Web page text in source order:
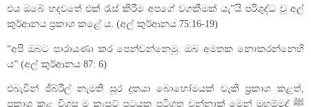
එය ඔබේ හදවතේ එක් රැස් කිරීම අපගේ වගකීමක් යැ”යි පරිශුද්ධ වූ අල්
කුර්ආනය ප්‍රකාශ කළේ ය. (අල් කුර්ආනය 75:16-19)
“අපි ඔබට පාරායණා කර පෙන්වන්නෙමු. ඔබ අමතක නොකරන්නෙහි
ය” (අල් කුර්ආනය 87: 6)
එබැවින් ජිබ්රීල් නැමති සුර දූතයා බොහෝමයක් වැකි ප්‍රකාශ කළත්,
ප්‍රකාශ කළ විගස ම කැසට් පටයක පටිගත වන්නාක් මෙන් මුහම්මද් ﷺ